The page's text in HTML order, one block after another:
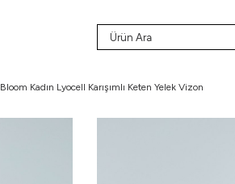
Bloom Kadın Lyocell Karışımlı Keten Yelek Vizon